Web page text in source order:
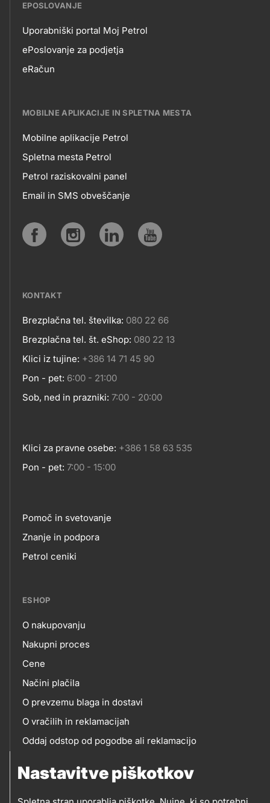
Nastavitve piškotkov
EPOSLOVANJE
EPOSLOVANJE
Uporabniški portal Moj Petrol
ePoslovanje za podjetja
eRačun
MOBILNE APLIKACIJE IN SPLETNA MESTA
MOBILNE
APLIKACIJE
SPLETNA
Mobilne aplikacije Petrol
Spletna mesta Petrol
Petrol raziskovalni panel
Email in SMS obveščanje
KONTAKT
Kontakt
Brezplačna tel. številka: 080 22 66
Brezplačna tel. št. eShop: 080 22 13
Klici iz tujine: +386 14 71 45 90
Pon - pet: 6:00 - 21:00
Sob, ned in prazniki: 7:00 - 20:00
Klici za pravne osebe: +386 1 58 63 535
Pon - pet: 7:00 - 15:00
Footer
links
Pomoč in svetovanje
Znanje in podpora
Petrol ceniki
ESHOP
eshop
O nakupovanju
Nakupni proces
Cene
Načini plačila
O prevzemu blaga in dostavi
O vračilih in reklamacijah
Oddaj odstop od pogodbe ali reklamacijo
(OEEO)